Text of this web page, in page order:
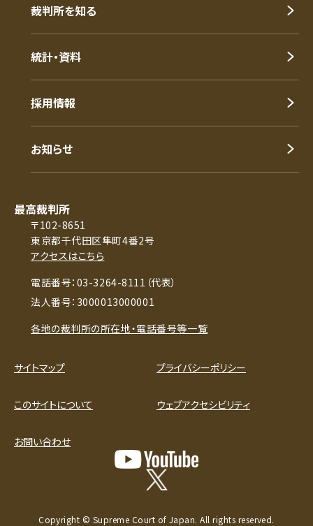
裁判所を知る
統計・資料
採用情報
お知らせ
最高裁判所
〒102-8651
東京都千代田区隼町4番2号
アクセスはこちら
電話番号：03-3264-8111（代表）
法人番号：3000013000001
各地の裁判所の所在地・電話番号等一覧
サイトマップ プライバシーポリシー
このサイトについて ウェブアクセシビリティ
お問い合わせ
Copyright © Supreme Court of Japan. All rights reserved.